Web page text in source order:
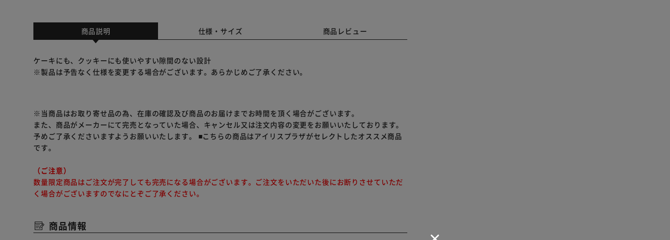
商品説明 仕様・サイズ 商品レビュー
ケーキにも、クッキーにも使いやすい隙間のない設計
※製品は予告なく仕様を変更する場合がございます。あらかじめご了承ください。
※当商品はお取り寄せ品の為、在庫の確認及び商品のお届けまでお時間を頂く場合がございます。
また、商品がメーカーにて完売となっていた場合、キャンセル又は注文内容の変更をお願いいたしております。
予めご了承くださいますようお願いいたします。 ■こちらの商品はアイリスプラザがセレクトしたオススメ商品
です。
（ご注意）
数量限定商品はご注文が完了しても完売になる場合がございます。ご注文をいただいた後にお断りさせていただ
く場合がございますのでなにとぞご了承ください。
商品情報